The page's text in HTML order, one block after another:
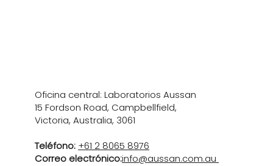
Oficina central: Laboratorios Aussan
15 Fordson Road, Campbellfield,
Victoria, Australia, 3061
Teléfono: +61 2 8065 8976
Correo electrónico:info@aussan.com.au